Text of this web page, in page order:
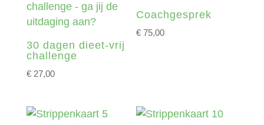
30 dagen dieet-vrij
challenge
€27,00
Coachgesprek
€ 75,00